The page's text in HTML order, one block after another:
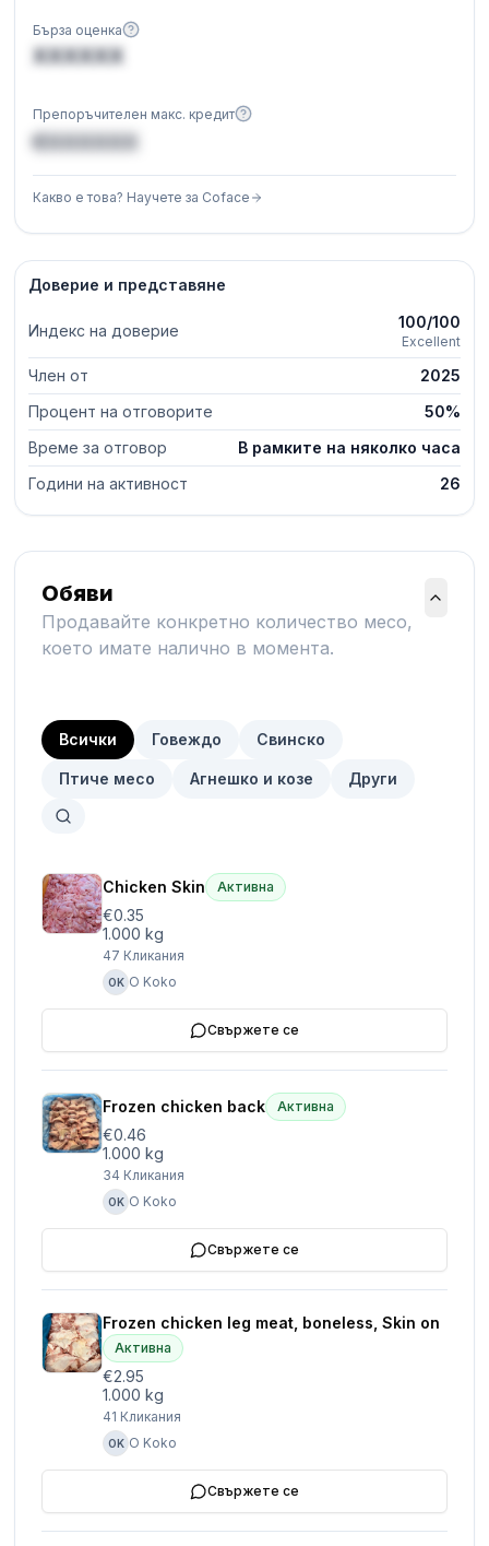
Обяви
Продавайте конкретно количество месо,
което имате налично в момента.
Всички Говеждо Свинско
Птиче месо Агнешко и козе Други
Chicken Skin Активна
€0.35
1.000 kg
47 Кликания
OK O Koko
Свържете се
Frozen chicken back Активна
€0.46
1.000 kg
34 Кликания
OK O Koko
Свържете се
Frozen chicken leg meat, boneless, Skin on
Активна
€2.95
1.000 kg
41 Кликания
OK O Koko
Свържете се
Бърза оценка
XXXXXX
Препоръчителен макс. кредит
€XXXXXX
Какво е това? Научете за Coface
Доверие и представяне
Индекс на доверие 100/100
Excellent
Член от
2025
Процент на отговорите
50%
Време за отговор
В рамките на няколко часа
Години на активност
26